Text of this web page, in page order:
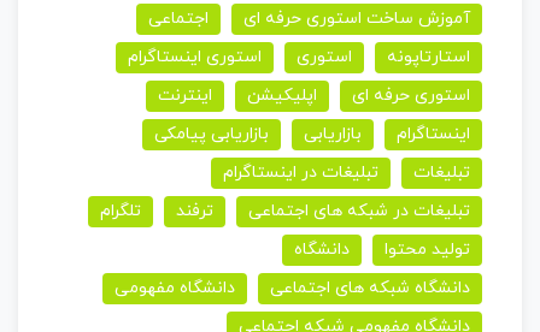
آموزش ساخت استوری حرفه ای
اجتماعی
استارتاپونه
استوری
استوری اینستاگرام
استوری حرفه ای
اپلیکیشن
اینترنت
اینستاگرام
بازاریابی
بازاریابی پیامکی
تبلیغات
تبلیغات در اینستاگرام
تبلیغات در شبکه های اجتماعی
ترفند
تلگرام
تولید محتوا
دانشگاه
دانشگاه شبکه های اجتماعی
دانشگاه مفهومی
دانشگاه مفهومی شبکه اجتماعی